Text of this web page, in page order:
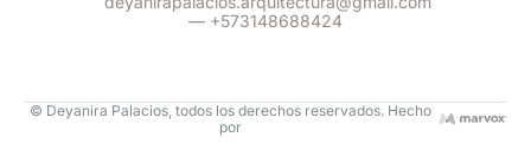
— +573148688424
© Deyanira Palacios, todos los derechos reservados. Hecho
por